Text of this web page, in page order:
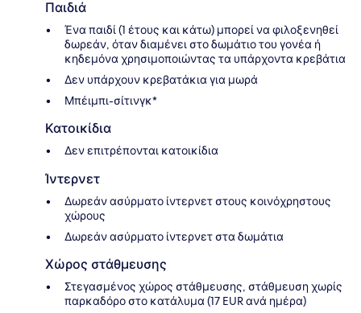
Παιδιά
Ένα παιδί (1 έτους και κάτω) μπορεί να φιλοξενηθεί
δωρεάν, όταν διαμένει στο δωμάτιο του γονέα ή
κηδεμόνα χρησιμοποιώντας τα υπάρχοντα κρεβάτια
Δεν υπάρχουν κρεβατάκια για μωρά
Μπέιμπι-σίτινγκ*
Κατοικίδια
Δεν επιτρέπονται κατοικίδια
Ίντερνετ
Δωρεάν ασύρματο ίντερνετ στους κοινόχρηστους
χώρους
Δωρεάν ασύρματο ίντερνετ στα δωμάτια
Χώρος στάθμευσης
Στεγασμένος χώρος στάθμευσης, στάθμευση χωρίς
παρκαδόρο στο κατάλυμα (17 EUR ανά ημέρα)